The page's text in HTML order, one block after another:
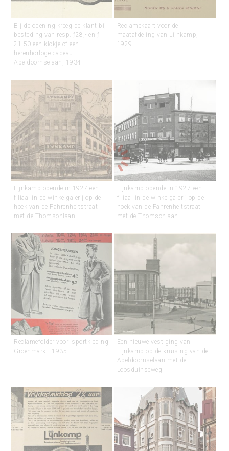
Bij de opening kreeg de klant bij
besteding van resp. ƒ28,- en ƒ
21,50 een klokje of een
herenhorloge cadeau,
Apeldoornselaan, 1934
Reclamekaart voor de
maatafdeling van Lijnkamp,
1929
Lijnkamp opende in 1927 een
filiaal in de winkelgalerij op de
hoek van de Fahrenheitstraat
met de Thomsonlaan.
Lijnkamp opende in 1927 een
filiaal in de winkelgalerij op de
hoek van de Fahrenheitstraat
met de Thomsonlaan.
Reclamefolder voor ‘sportkleding’
Groenmarkt, 1935
Een nieuwe vestiging van
Lijnkamp op de kruising van de
Apeldoornselaan met de
Loosduinseweg.